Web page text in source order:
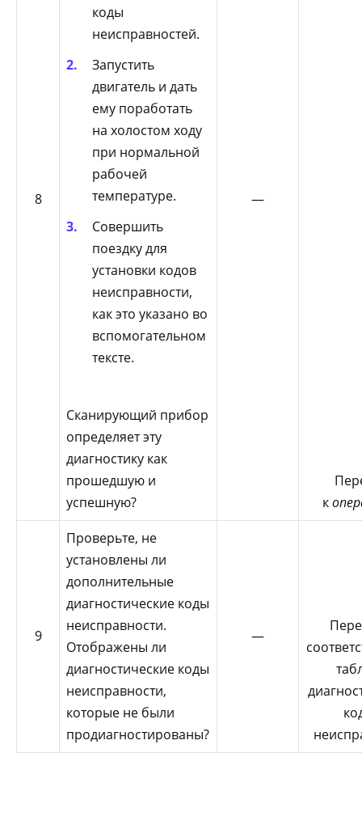
8
коды
неисправностей.
Запустить
двигатель и дать
ему поработать
на холостом ходу
при нормальной
рабочей
температуре.
Совершить
поездку для
установки кодов
неисправности,
как это указано во
вспомогательном
тексте.
Сканирующий прибор
определяет эту
диагностику как
прошедшую и
успешную?
—
к
9
Проверьте, не
установлены ли
дополнительные
диагностические коды
неисправности.
Отображены ли
диагностические коды
неисправности,
которые не были
продиагностированы?
—